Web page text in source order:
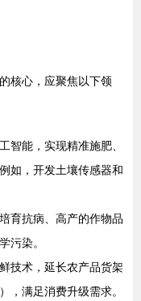
核心，应聚焦以下领
智能，实现精准施肥、
如，开发土壤传感器和
育抗病、高产的作物品
污染。
技术，延长农产品货架
，满足消费升级需求。